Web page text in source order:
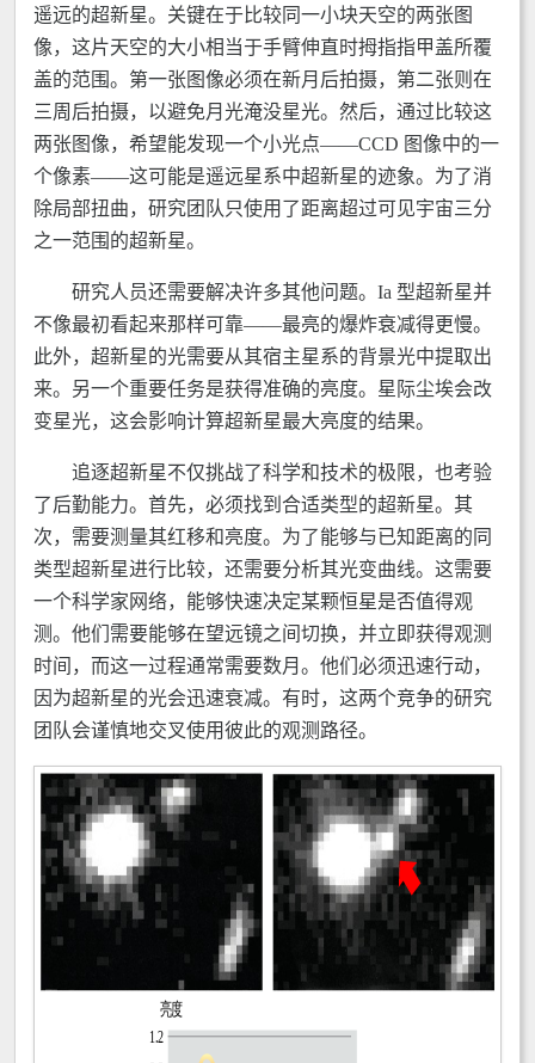
遥远的超新星。关键在于比较同一小块天空的两张图
像，这片天空的大小相当于手臂伸直时拇指指甲盖所覆
盖的范围。第一张图像必须在新月后拍摄，第二张则在
三周后拍摄，以避免月光淹没星光。然后，通过比较这
两张图像，希望能发现一个小光点——CCD 图像中的一
个像素——这可能是遥远星系中超新星的迹象。为了消
除局部扭曲，研究团队只使用了距离超过可见宇宙三分
之一范围的超新星。
研究人员还需要解决许多其他问题。Ia 型超新星并
不像最初看起来那样可靠——最亮的爆炸衰减得更慢。
此外，超新星的光需要从其宿主星系的背景光中提取出
来。另一个重要任务是获得准确的亮度。星际尘埃会改
变星光，这会影响计算超新星最大亮度的结果。
追逐超新星不仅挑战了科学和技术的极限，也考验
了后勤能力。首先，必须找到合适类型的超新星。其
次，需要测量其红移和亮度。为了能够与已知距离的同
类型超新星进行比较，还需要分析其光变曲线。这需要
一个科学家网络，能够快速决定某颗恒星是否值得观
测。他们需要能够在望远镜之间切换，并立即获得观测
时间，而这一过程通常需要数月。他们必须迅速行动，
因为超新星的光会迅速衰减。有时，这两个竞争的研究
团队会谨慎地交叉使用彼此的观测路径。